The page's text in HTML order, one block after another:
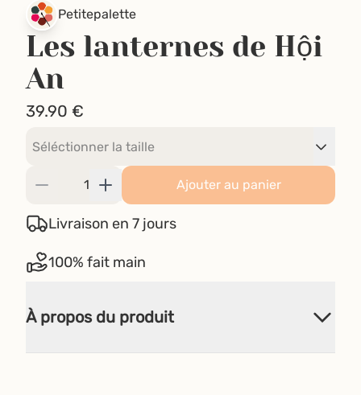
Petitepalette
Les lanternes de Hội
An
39.90 €
Ajouter au panier
Livraison en 7 jours
100% fait main
À propos du produit